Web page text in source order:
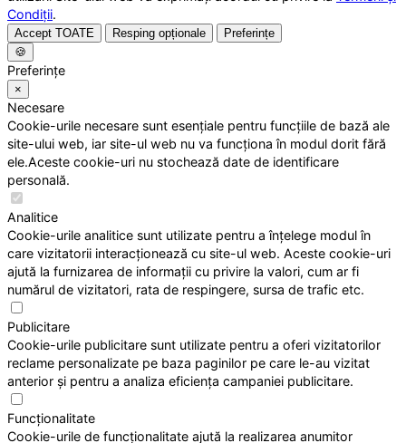
Condiții.
Accept TOATE Resping opționale
Preferințe
🍪
Preferințe
×
Necesare
Cookie-urile necesare sunt esențiale pentru funcțiile de bază ale
site-ului web, iar site-ul web nu va funcționa în modul dorit fără
ele.Aceste cookie-uri nu stochează date de identificare
personală.
Analitice
Cookie-urile analitice sunt utilizate pentru a înțelege modul în
care vizitatorii interacționează cu site-ul web. Aceste cookie-uri
ajută la furnizarea de informații cu privire la valori, cum ar fi
numărul de vizitatori, rata de respingere, sursa de trafic etc.
Publicitare
Cookie-urile publicitare sunt utilizate pentru a oferi vizitatorilor
reclame personalizate pe baza paginilor pe care le-au vizitat
anterior și pentru a analiza eficiența campaniei publicitare.
Funcționalitate
Cookie-urile de funcționalitate ajută la realizarea anumitor